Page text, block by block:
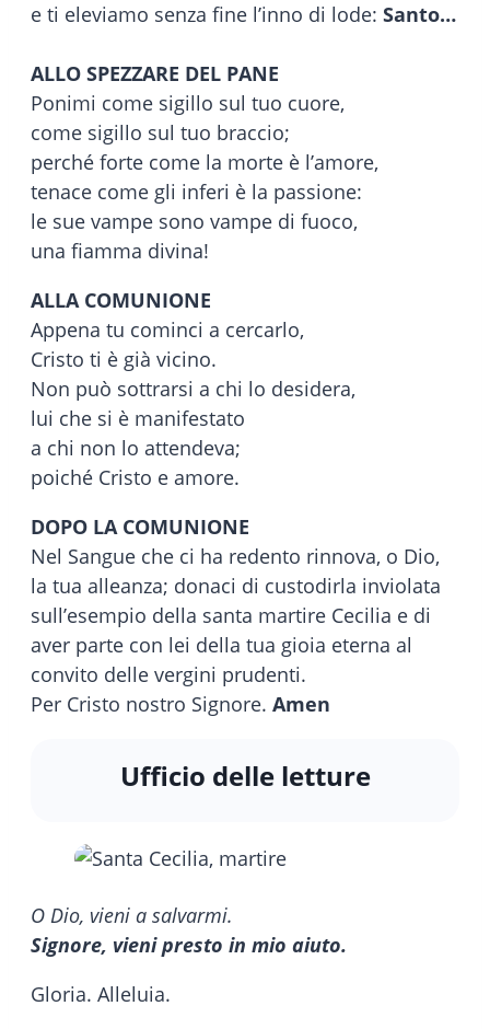
e ti eleviamo senza fine l’inno di lode: Santo…
ALLO SPEZZARE DEL PANE
Ponimi come sigillo sul tuo cuore,
come sigillo sul tuo braccio;
perché forte come la morte è l’amore,
tenace come gli inferi è la passione:
le sue vampe sono vampe di fuoco,
una fiamma divina!
ALLA COMUNIONE
Appena tu cominci a cercarlo,
Cristo ti è già vicino.
Non può sottrarsi a chi lo desidera,
lui che si è manifestato
a chi non lo attendeva;
poiché Cristo e amore.
DOPO LA COMUNIONE
Nel Sangue che ci ha redento rinnova, o Dio,
la tua alleanza; donaci di custodirla inviolata
sull’esempio della santa martire Cecilia e di
aver parte con lei della tua gioia eterna al
convito delle vergini prudenti.
Per Cristo nostro Signore. Amen
Ufficio delle letture
O Dio, vieni a salvarmi.
Signore, vieni presto in mio aiuto.
Gloria. Alleluia.